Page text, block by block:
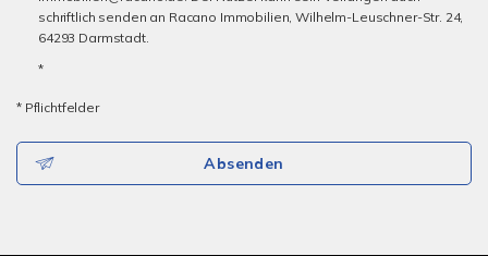
schriftlich senden an Racano Immobilien, Wilhelm-Leuschner-Str. 24,
64293 Darmstadt.
*
* Pflichtfelder
Absenden